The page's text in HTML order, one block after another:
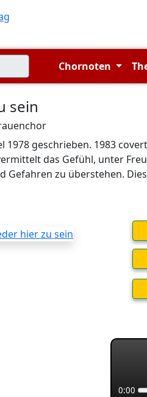
Chornoten
sein
1978 geschrieben. 1983
das Gefühl, unter
Gefahren zu überstehen.
0:00